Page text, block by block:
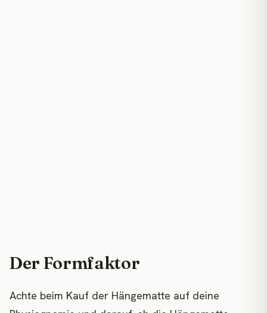
Der Formfaktor
Achte beim Kauf der Hängematte auf deine